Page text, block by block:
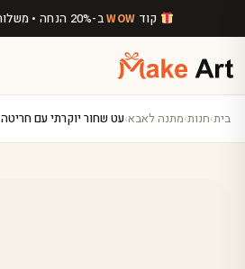
דלג לתוכן הראשי קוד WOWב-20% הנחה • משלוח חינם מעל
בית›חנות›מתנה לאבא›עט שחור יוקרתי עם חריטה